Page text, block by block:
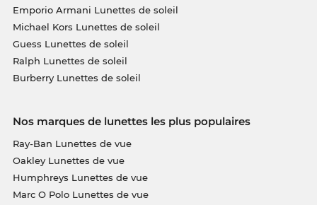
Emporio Armani Lunettes de soleil
Michael Kors Lunettes de soleil
Guess Lunettes de soleil
Ralph Lunettes de soleil
Burberry Lunettes de soleil
Nos marques de lunettes les plus populaires
Ray-Ban Lunettes de vue
Oakley Lunettes de vue
Humphreys Lunettes de vue
Marc O Polo Lunettes de vue